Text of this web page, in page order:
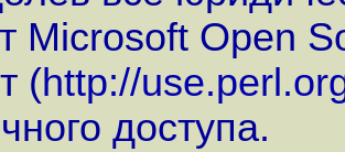
Microsoft Open
(http://
доступа.